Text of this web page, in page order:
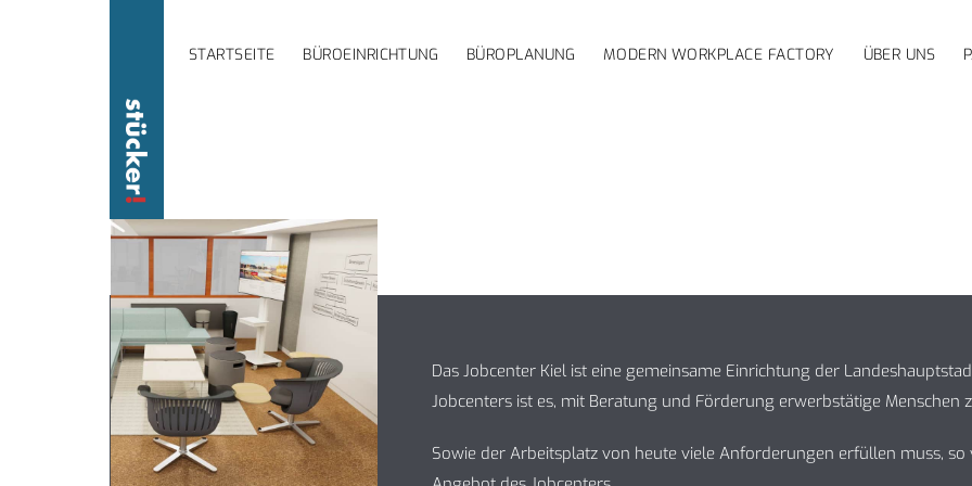
STARTSEITE BÜROEINRICHTUNG BÜROPLANUNG MODERN WORKPLACE FACTORY ÜBER UNS
Das Jobcenter Kiel ist eine gemeinsame Einrichtung der
Jobcenters ist es, mit Beratung und Förderung erwerbstätige Menschen
Sowie der Arbeitsplatz von heute viele Anforderungen erfüllen muss,